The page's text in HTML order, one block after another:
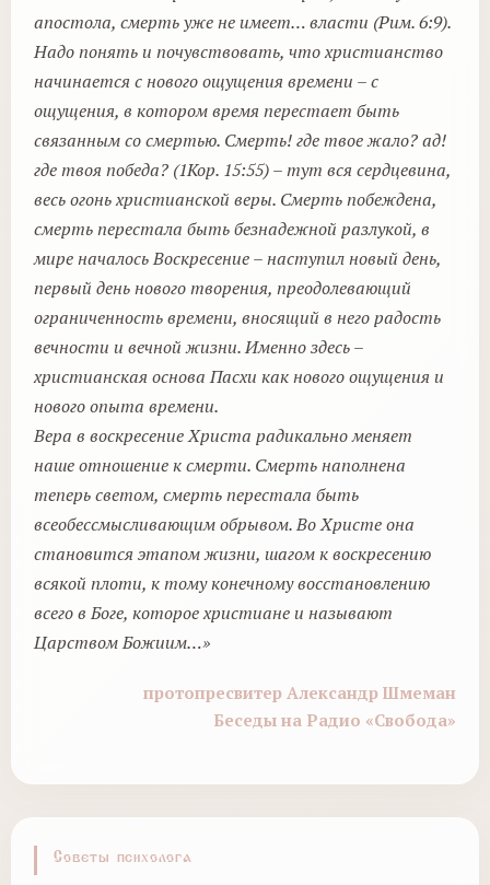
апостола, смерть уже не имеет… власти (Рим. 6:9).
Надо понять и почувствовать, что христианство
начинается с нового ощущения времени – с
ощущения, в котором время перестает быть
связанным со смертью. Смерть! где твое жало? ад!
где твоя победа? (1Кор. 15:55) – тут вся сердцевина,
весь огонь христианской веры. Смерть побеждена,
смерть перестала быть безнадежной разлукой, в
миpe началось Воскресение – наступил новый день,
первый день нового творения, преодолевающий
ограниченность времени, вносящий в него радость
вечности и вечной жизни. Именно здесь –
христианская основа Пасхи как нового ощущения и
нового опыта времени.
Вера в воскресение Христа радикально меняет
наше отношение к смерти. Смерть наполнена
теперь светом, смерть перестала быть
всеобессмысливающим обрывом. Во Христе она
становится этапом жизни, шагом к воскресению
всякой плоти, к тому конечному восстановлению
всего в Боге, которое христиане и называют
Царством Божиим…»
протопресвитер Александр Шмеман
Беседы на Радио «Свобода»
Советы психолога